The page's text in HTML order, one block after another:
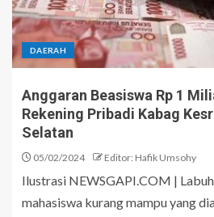
DAERAH
Anggaran Beasiswa Rp 1
Rekening Pribadi Kabag
Selatan
05/02/2024 Editor: Hafik Umsohy
Ilustrasi NEWSGAPI.COM |
mahasiswa kurang mampu yang